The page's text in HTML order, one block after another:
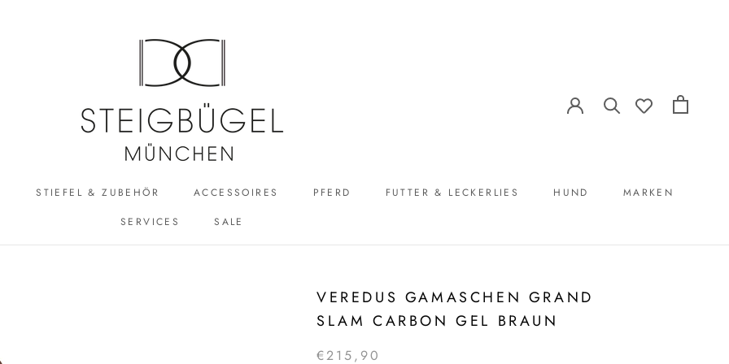
STIEFEL & ZUBEHÖR ACCESSOIRES PFERD FUTTER & LECKERLIES HUND MARKEN
SERVICES
SALE
VEREDUS GAMASCHEN GRAND
SLAM CARBON GEL BRAUN
€215,90